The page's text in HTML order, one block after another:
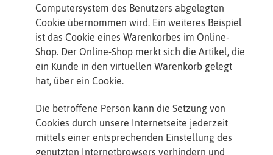
Computersystem des Benutzers abgelegten
Cookie übernommen wird. Ein weiteres Beispiel
ist das Cookie eines Warenkorbes im Online-
Shop. Der Online-Shop merkt sich die Artikel, die
ein Kunde in den virtuellen Warenkorb gelegt
hat, über ein Cookie.
Die betroffene Person kann die Setzung von
Cookies durch unsere Internetseite jederzeit
mittels einer entsprechenden Einstellung des
genutzten Internetbrowsers verhindern und